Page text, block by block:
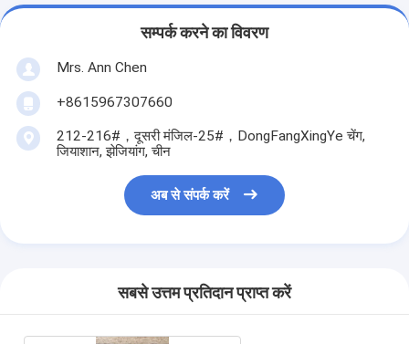
सम्पर्क करने का विवरण
Mrs. Ann Chen
+8615967307660
212-216#，दूसरी मंजिल-25#，DongFangXingYe चेंग,
जियाशान, झेजियांग, चीन
अब से संपर्क करें
सबसे उत्तम प्रतिदान प्राप्त करें